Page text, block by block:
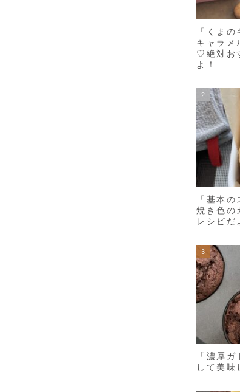
「くま
キャラメ
♡絶対お
よ！
「基本
焼き色の
レシピだ
「濃厚
して美味